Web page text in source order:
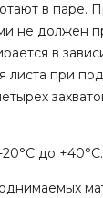
в паре.
не должен
в
листа при
до +40°С.